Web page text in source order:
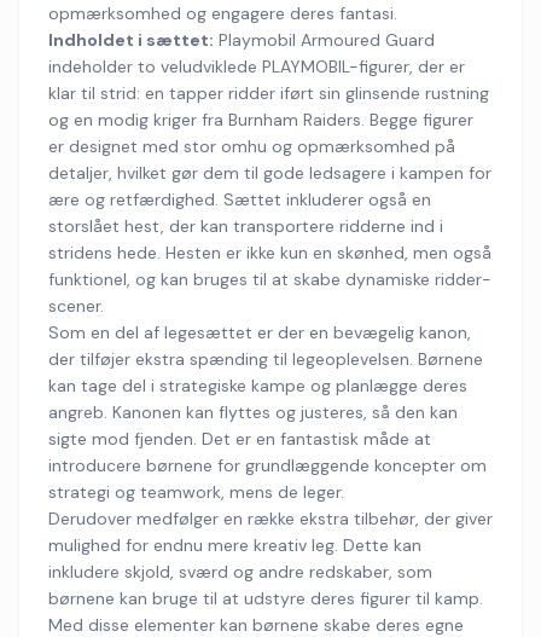
opmærksomhed og engagere deres fantasi.
Indholdet i sættet: Playmobil Armoured Guard
indeholder to veludviklede PLAYMOBIL-figurer, der er
klar til strid: en tapper ridder iført sin glinsende rustning
og en modig kriger fra Burnham Raiders. Begge figurer
er designet med stor omhu og opmærksomhed på
detaljer, hvilket gør dem til gode ledsagere i kampen for
ære og retfærdighed. Sættet inkluderer også en
storslået hest, der kan transportere ridderne ind i
stridens hede. Hesten er ikke kun en skønhed, men også
funktionel, og kan bruges til at skabe dynamiske ridder-
scener.
Som en del af legesættet er der en bevægelig kanon,
der tilføjer ekstra spænding til legeoplevelsen. Børnene
kan tage del i strategiske kampe og planlægge deres
angreb. Kanonen kan flyttes og justeres, så den kan
sigte mod fjenden. Det er en fantastisk måde at
introducere børnene for grundlæggende koncepter om
strategi og teamwork, mens de leger.
Derudover medfølger en række ekstra tilbehør, der giver
mulighed for endnu mere kreativ leg. Dette kan
inkludere skjold, sværd og andre redskaber, som
børnene kan bruge til at udstyre deres figurer til kamp.
Med disse elementer kan børnene skabe deres egne